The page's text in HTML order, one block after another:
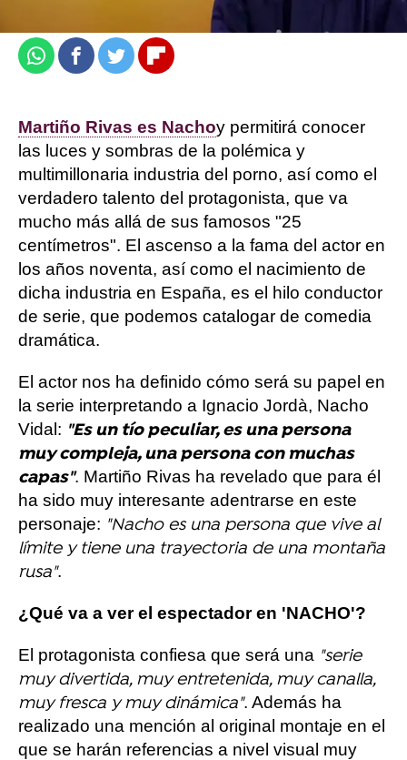
01 de marzo de 2023, 15:59
WhatsappFacebook
TwitterFlipboard
Martiño Rivas es Nachoy permitirá conocer
las luces y sombras de la polémica y
multimillonaria industria del porno, así como el
verdadero talento del protagonista, que va
mucho más allá de sus famosos "25
centímetros". El ascenso a la fama del actor en
los años noventa, así como el nacimiento de
dicha industria en España, es el hilo conductor
de serie, que podemos catalogar de comedia
dramática.
El actor nos ha definido cómo será su papel en
la serie interpretando a Ignacio Jordà, Nacho
Vidal: "Es un tío peculiar, es una persona
muy compleja, una persona con muchas
capas". Martiño Rivas ha revelado que para él
ha sido muy interesante adentrarse en este
personaje: "Nacho es una persona que vive al
límite y tiene una trayectoria de una montaña
rusa".
¿Qué va a ver el espectador en 'NACHO'?
El protagonista confiesa que será una "serie
muy divertida, muy entretenida, muy canalla,
muy fresca y muy dinámica". Además ha
realizado una mención al original montaje en el
que se harán referencias a nivel visual muy